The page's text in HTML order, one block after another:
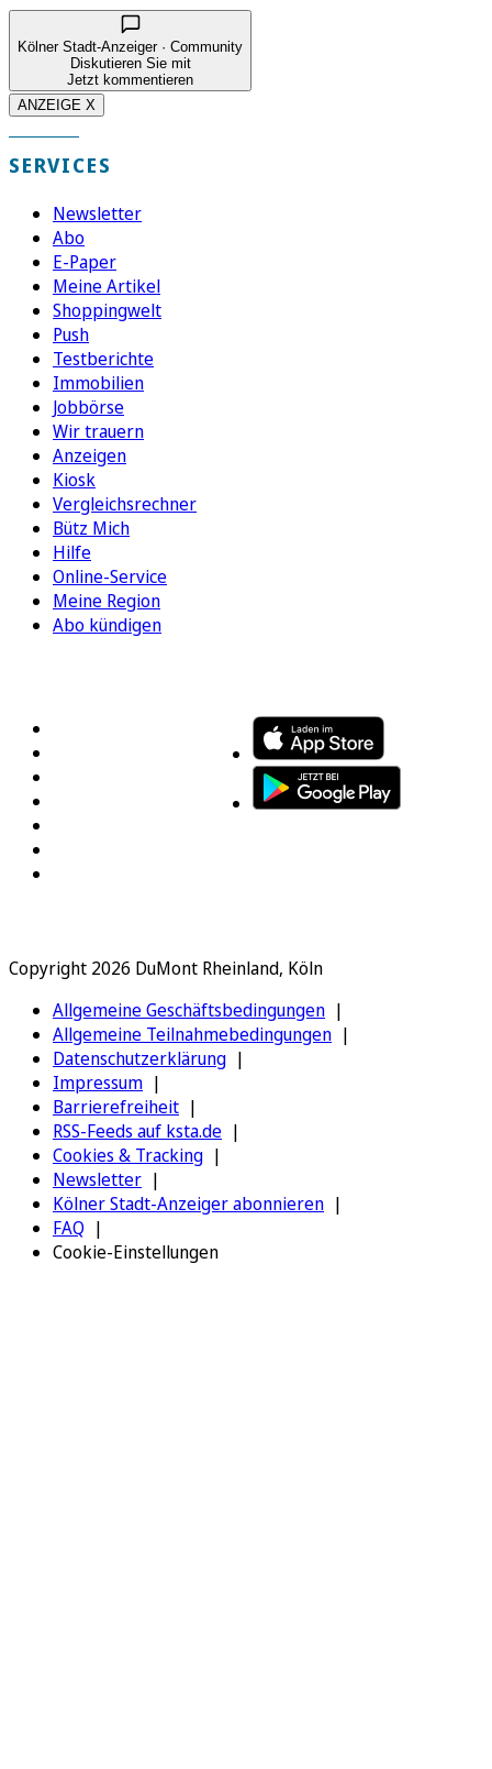
Kölner Stadt-Anzeiger · Community
Diskutieren Sie mit
Jetzt kommentieren
ANZEIGE X
SERVICES
Newsletter
Abo
E-Paper
Meine Artikel
Shoppingwelt
Push
Testberichte
Immobilien
Jobbörse
Wir trauern
Anzeigen
Kiosk
Vergleichsrechner
Bütz Mich
Hilfe
Online-Service
Meine Region
Abo kündigen
Copyright 2026 DuMont Rheinland, Köln
Allgemeine Geschäftsbedingungen
Allgemeine Teilnahmebedingungen
Datenschutzerklärung
Impressum
Barrierefreiheit
RSS-Feeds auf ksta.de
Cookies & Tracking
Newsletter
Kölner Stadt-Anzeiger abonnieren
FAQ
Cookie-Einstellungen